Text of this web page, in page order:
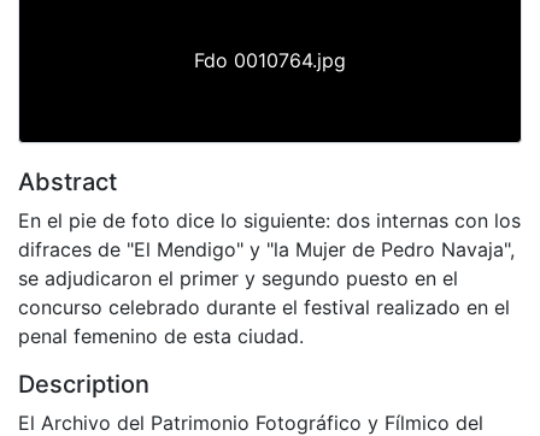
Fdo 0010764.jpg
Abstract
En el pie de foto dice lo siguiente: dos internas con los
difraces de "El Mendigo" y "la Mujer de Pedro Navaja",
se adjudicaron el primer y segundo puesto en el
concurso celebrado durante el festival realizado en el
penal femenino de esta ciudad.
Description
El Archivo del Patrimonio Fotográfico y Fílmico del